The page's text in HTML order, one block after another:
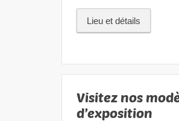
Lieu et détails
Visitez nos
d’exposition